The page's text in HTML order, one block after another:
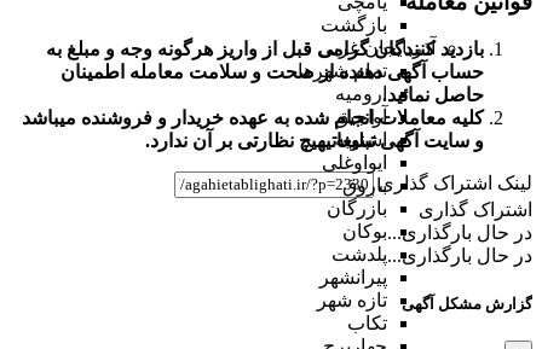
بازگشت
آذربایجان غربی
تمام شهر‌ها
ارومیه
آواجیق
اشنویه
ایواوغلی
باروق
بازرگان
بوکان
پلدشت
پیرانشهر
تازه شهر
تکاب
بازدید کنندگان گرامی قبل از واریز هرگونه وجه و مبلغ به
حساب آگهی دهنده از صحت و سلامت معامله اطمینان
حاصل نمائید.
کلیه معاملات انجام شده به عهده خریدار و فروشنده میباشد
و سایت آگهی تبلیغاتیهیچ نظارتی بر آن ندارد.
لینک اشتراک گذاری
اشتراک گذاری
در حال بارگذاری...
در حال بارگذاری...
گزارش مشکل آگهی